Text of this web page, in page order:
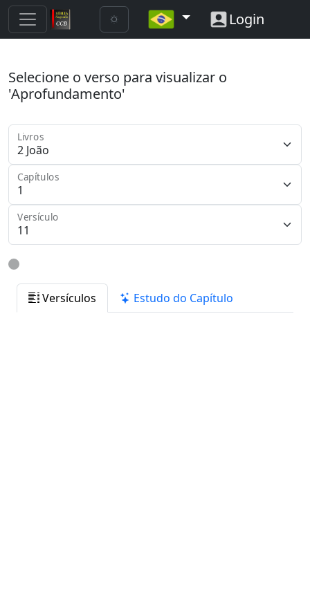
Login
Selecione o verso para visualizar o
'Aprofundamento'
Livros
Capítulos
Versículo
Versículos Estudo do Capítulo